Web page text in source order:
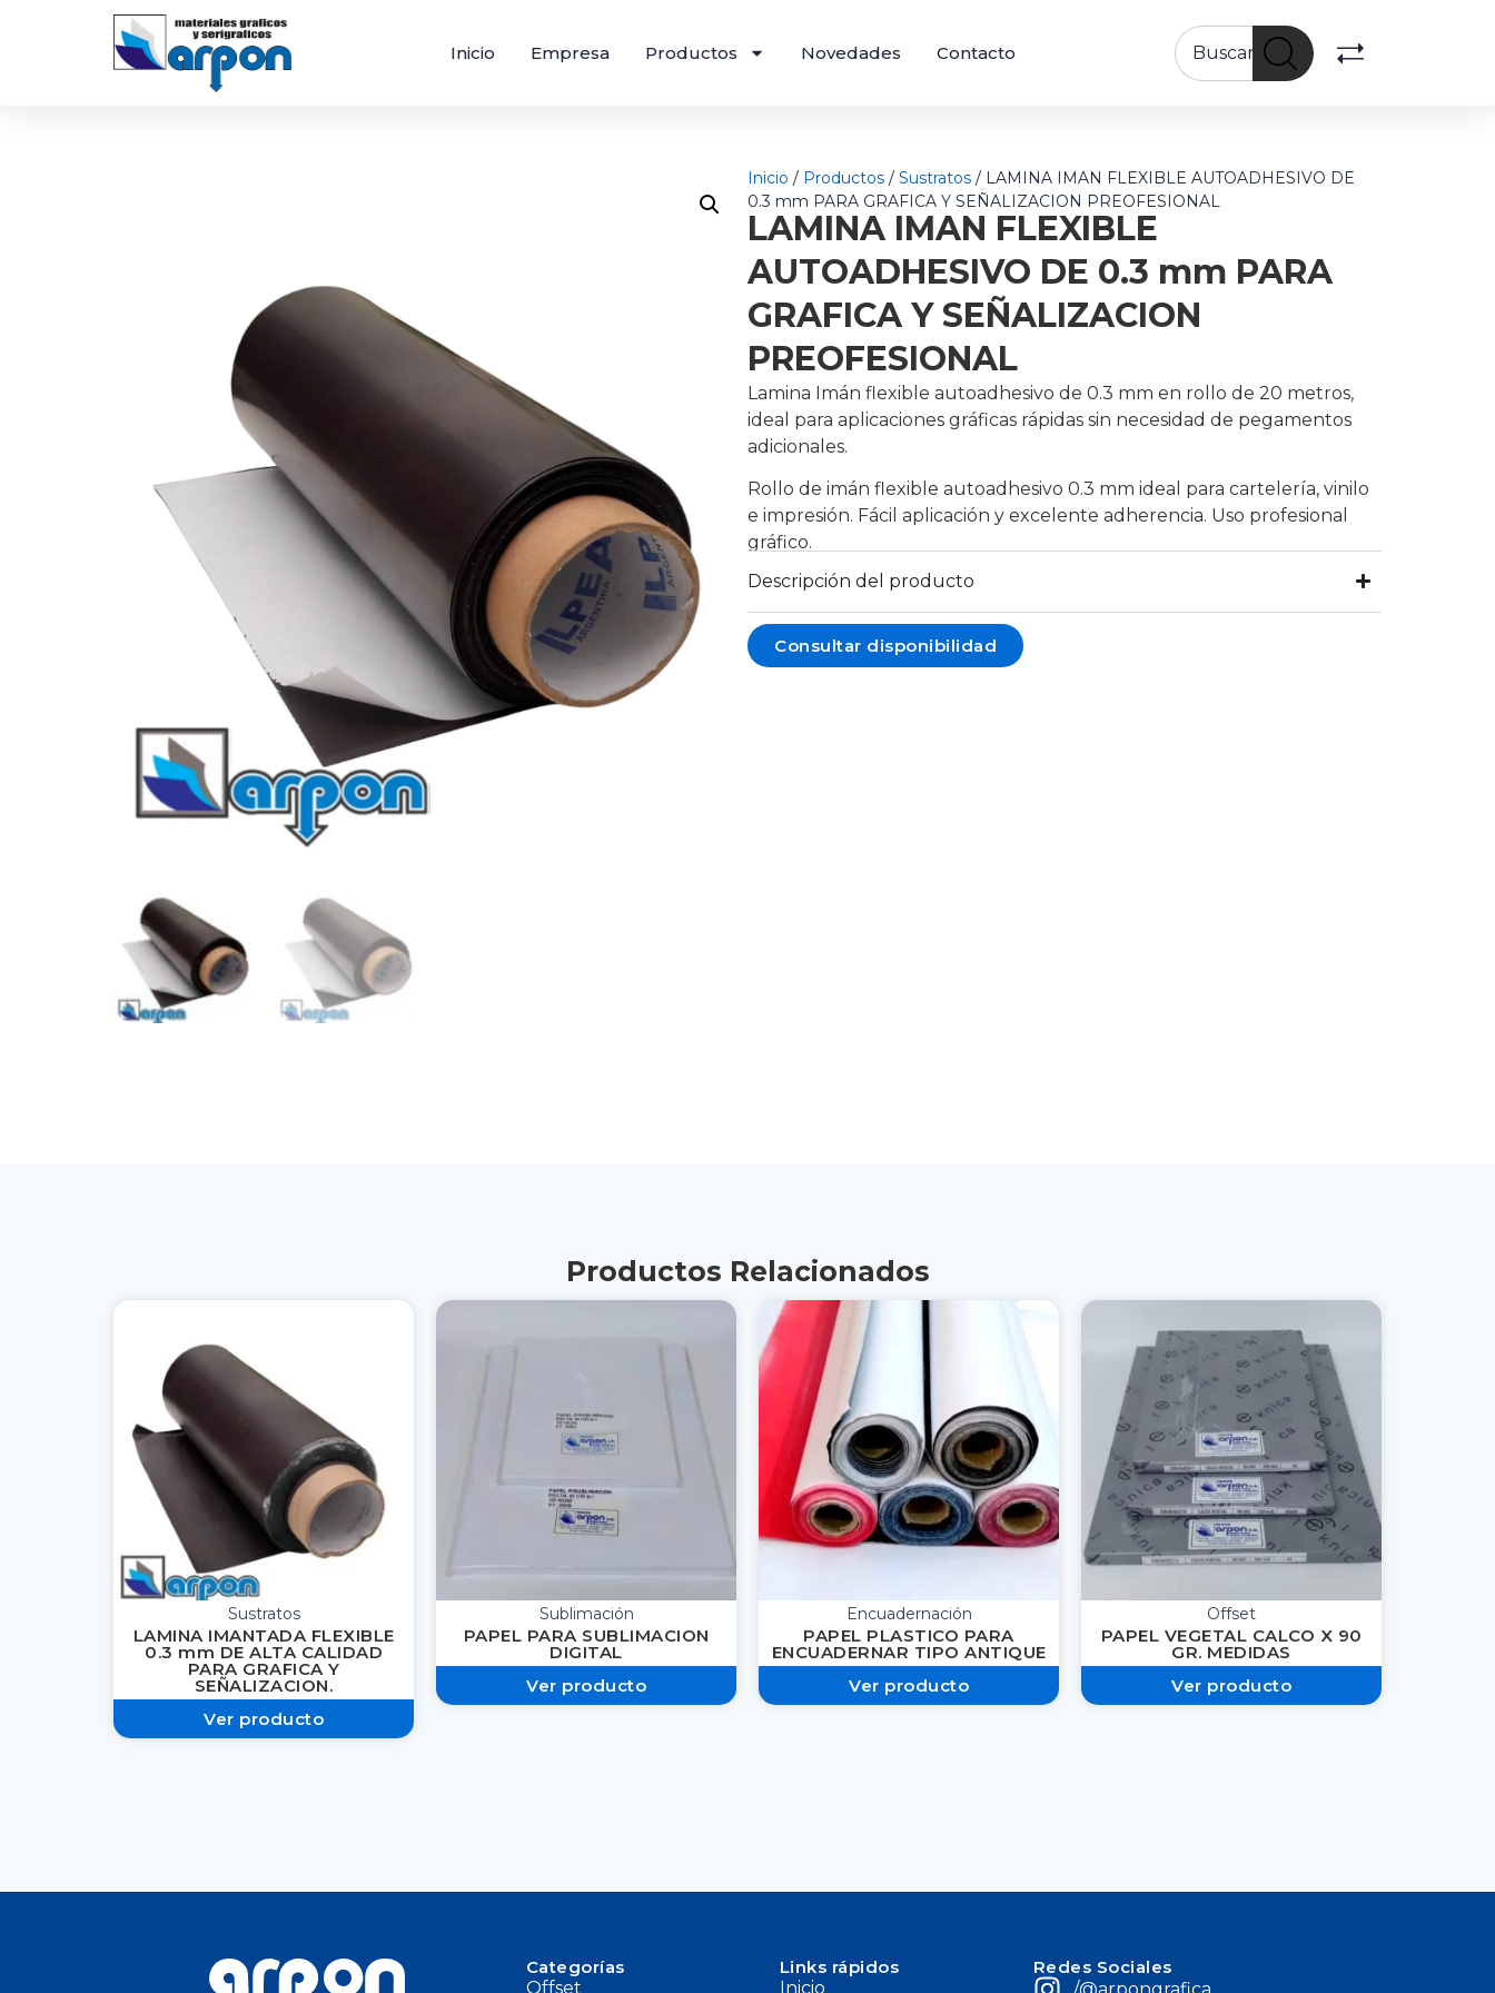
Inicio Empresa Productos Novedades Contacto
Inicio / Productos / Sustratos / LAMINA IMAN FLEXIBLE AUTOADHESIVO DE
0.3 mm PARA GRAFICA Y SEÑALIZACION PREOFESIONAL
LAMINA IMAN FLEXIBLE
AUTOADHESIVO DE 0.3 mm PARA
GRAFICA Y SEÑALIZACION
PREOFESIONAL
Lamina Imán flexible autoadhesivo de 0.3 mm en rollo de 20 metros,
ideal para aplicaciones gráficas rápidas sin necesidad de pegamentos
adicionales.
Rollo de imán flexible autoadhesivo 0.3 mm ideal para cartelería, vinilo
e impresión. Fácil aplicación y excelente adherencia. Uso profesional
gráfico.
Descripción del producto
Consultar disponibilidad
Productos Relacionados
Sustratos
LAMINA IMANTADA FLEXIBLE
0.3 mm DE ALTA CALIDAD
PARA GRAFICA Y
SEÑALIZACION.
Ver producto
Sublimación
PAPEL PARA SUBLIMACION
DIGITAL
Ver producto
Encuadernación
PAPEL PLASTICO PARA
ENCUADERNAR TIPO ANTIQUE
Ver producto
Offset
PAPEL VEGETAL CALCO X 90
GR. MEDIDAS
Ver producto
Categorías
Offset
Links rápidos
Inicio
Redes Sociales